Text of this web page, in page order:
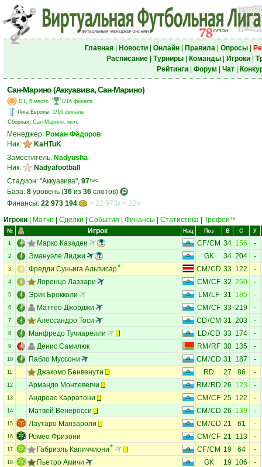
Главная| Новости| Онлайн| Правила| Опросы|
Расписание| Турниры| Команды| Игроки|
Рейтинги| Форум Чат|
Сан-Марино (Аккуавива, Сан-Марино)
D1, 5 место
1/16 финала
Лига Европы: 1/16 финала
Сборная: Сан-Марино, мол.
Менеджер: Роман Фёдоров
Ник:
KaHTuK
Заместитель: Nadyusha
Ник:
Nadyafootball
Стадион: "Аккуавива", 97тыс.
База: 8 уровень (36 из 36 слотов)
Финансы: 22 973 194
= 22 973к = 22м
Игроки
Матчи Сделки События Финансы Статистика Трофеи 15
№ Игрок Нац Поз В С У
1 Марко Казадеи CF/CM 34 156 -
2 Эмануэле Лиджи GK 34 204 -
3 Фредди Суньига Альписар CM /CD 33 122 -
4 Лоренцо Лаззари CM /CF 32 260 -
5 Эрик Брокколи LM / LF 31 185 -
6 Маттео Джорджи CM /CF 33 219 -
7 Алессандро Тоси CD/CM 31 203 -
8 Манфредо Тучиарелли LD/CD 33 174 -
9 Денис Самилюк RM / RF 30 135 -
10 Пабло Муссони CM /CD 31 187 -
11 Джакомо Бенвенути RD 27 86 -
12 Армандо Монтевегчи RM / RD 26 123 -
13 Андреас Карратони CM /CF 25 122 -
14 Матвей Венеросси CM /CD 26 139 -
15 Лаутаро Манзароли CM /CD 21 61 -
16 Ромео Фризони CM /CF 21 113 -
17 Габриэль Капиччиони CF/CM 19 64 -
18 Пьетро Амичи GK 19 106 -